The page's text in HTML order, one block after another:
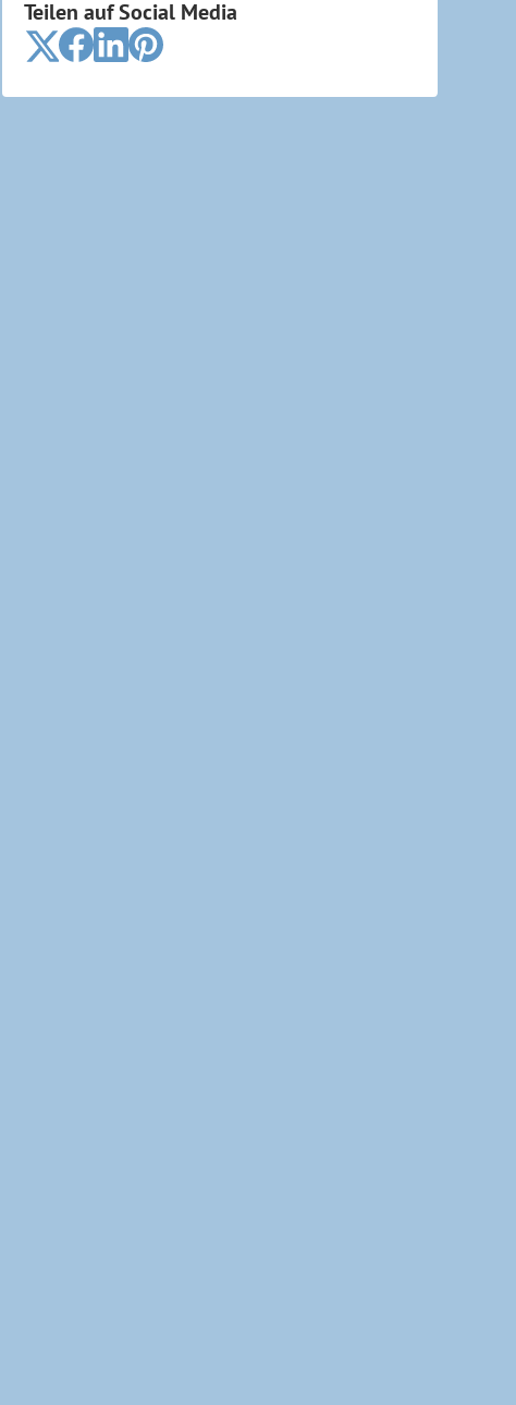
Teilen auf Social Media